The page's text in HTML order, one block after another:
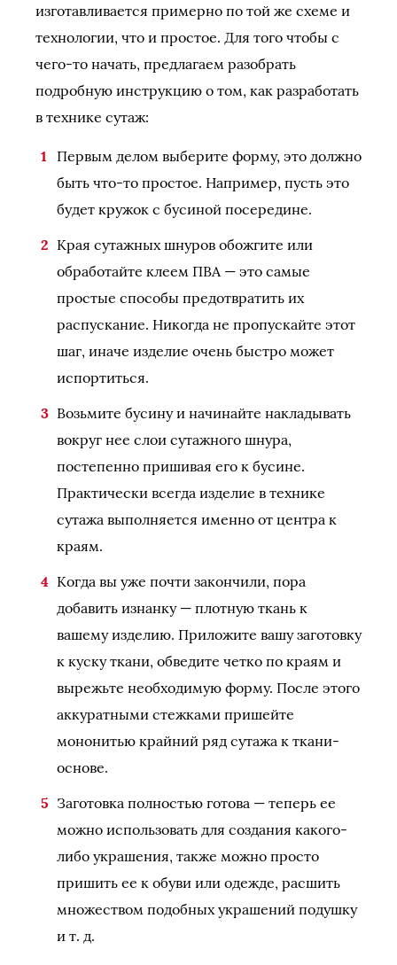
изготавливается примерно по той же схеме и
технологии, что и простое. Для того чтобы с
чего-то начать, предлагаем разобрать
подробную инструкцию о том, как разработать
в технике сутаж:
Первым делом выберите форму, это должно
быть что-то простое. Например, пусть это
будет кружок с бусиной посередине.
Края сутажных шнуров обожгите или
обработайте клеем ПВА — это самые
простые способы предотвратить их
распускание. Никогда не пропускайте этот
шаг, иначе изделие очень быстро может
испортиться.
Возьмите бусину и начинайте накладывать
вокруг нее слои сутажного шнура,
постепенно пришивая его к бусине.
Практически всегда изделие в технике
сутажа выполняется именно от центра к
краям.
Когда вы уже почти закончили, пора
добавить изнанку — плотную ткань к
вашему изделию. Приложите вашу заготовку
к куску ткани, обведите четко по краям и
вырежьте необходимую форму. После этого
аккуратными стежками пришейте
мононитью крайний ряд сутажа к ткани-
основе.
Заготовка полностью готова — теперь ее
можно использовать для создания какого-
либо украшения, также можно просто
пришить ее к обуви или одежде, расшить
множеством подобных украшений подушку
и т. д.